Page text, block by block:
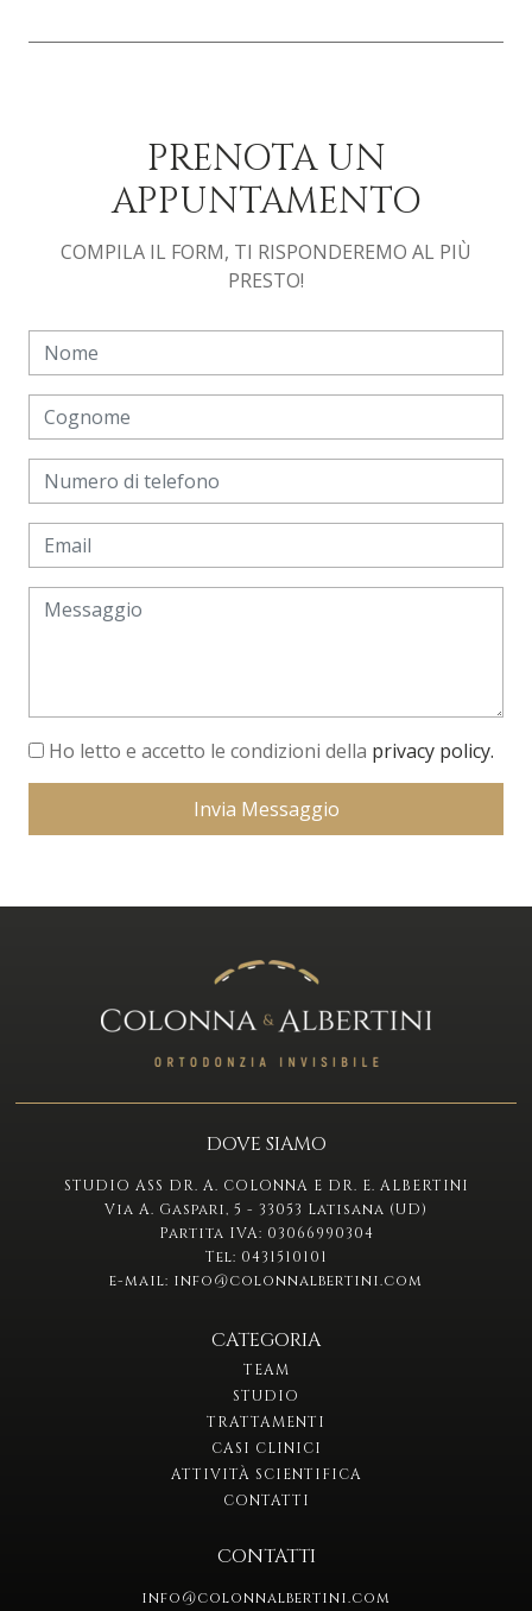
PRENOTA UN
APPUNTAMENTO
COMPILA IL FORM, TI RISPONDEREMO AL PIÙ
PRESTO!
Ho letto e accetto le condizioni della privacy policy.
Invia Messaggio
DOVE SIAMO
STUDIO ASS DR. A. COLONNA E DR. E. ALBERTINI
Via A. Gaspari, 5 - 33053 Latisana (UD)
Partita IVA: 03066990304
Tel: 0431510101
e-mail: info@colonnalbertini.com
CATEGORIA
TEAM
STUDIO
TRATTAMENTI
CASI CLINICI
ATTIVITÀ SCIENTIFICA
CONTATTI
CONTATTI
info@colonnalbertini.com